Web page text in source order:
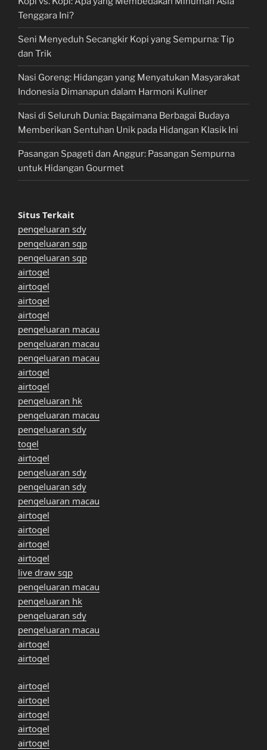
Tenggara Ini?
Seni Menyeduh Secangkir Kopi yang Sempurna: Tip
dan Trik
Nasi Goreng: Hidangan yang Menyatukan Masyarakat
Indonesia Dimanapun dalam Harmoni Kuliner
Nasi di Seluruh Dunia: Bagaimana Berbagai Budaya
Memberikan Sentuhan Unik pada Hidangan Klasik Ini
Pasangan Spageti dan Anggur: Pasangan Sempurna
untuk Hidangan Gourmet
Situs Terkait
pengeluaran sdy
pengeluaran sgp
pengeluaran sgp
airtogel
airtogel
airtogel
airtogel
pengeluaran macau
pengeluaran macau
pengeluaran macau
airtogel
airtogel
pengeluaran hk
pengeluaran macau
pengeluaran sdy
togel
airtogel
pengeluaran sdy
pengeluaran sdy
pengeluaran macau
airtogel
airtogel
airtogel
airtogel
live draw sgp
pengeluaran macau
pengeluaran hk
pengeluaran sdy
pengeluaran macau
airtogel
airtogel
airtogel
airtogel
airtogel
airtogel
airtogel